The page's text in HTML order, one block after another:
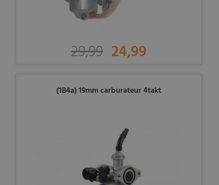
29,99 24,99
(1B4a) 19mm carburateur 4takt